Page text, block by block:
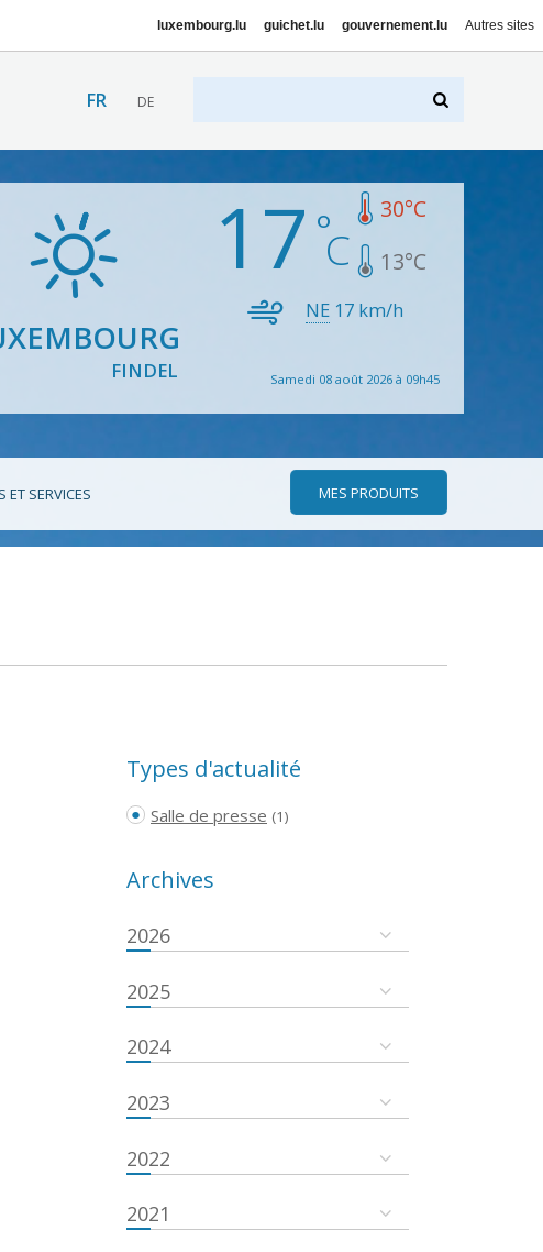
luxembourg.lu guichet.lu gouvernement.lu Autres sites
FR DE
FINDEL
17 30°C
13°C
NE 17 km/h
Samedi 08 août 2026 à 09h45
ET SERVICES MES PRODUITS
Types d'actualité
Salle de presse (1)
Archives
2026
2025
2024
2023
2022
2021